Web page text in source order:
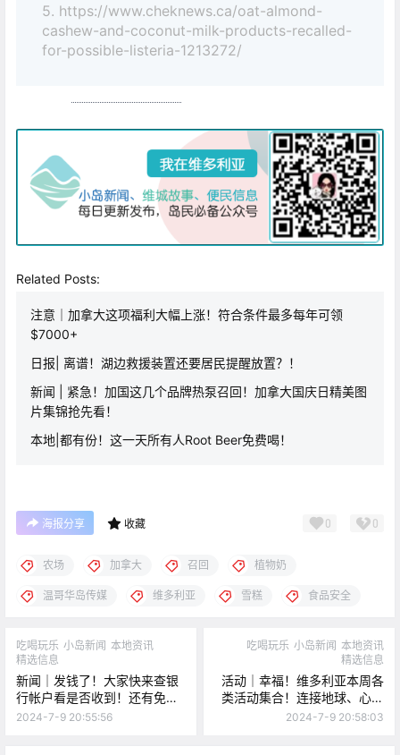
5. https://www.cheknews.ca/oat-almond-
cashew-and-coconut-milk-products-recalled-
for-possible-listeria-1213272/
Related Posts:
注意｜加拿大这项福利大幅上涨！符合条件最多每年可领
$7000+
日报| 离谱！湖边救援装置还要居民提醒放置？！
新闻 | 紧急！加国这几个品牌热泵召回！加拿大国庆日精美图
片集锦抢先看！
本地|都有份！这一天所有人Root Beer免费喝！
海报分享 收藏 0 0
农场 加拿大 召回 植物奶
温哥华岛传媒 维多利亚 雪糕 食品安全
吃喝玩乐 小岛新闻 本地资讯
精选信息
新闻｜发钱了！大家快来查银
行帐户看是否收到！还有免费
空调快来领！！
2024-7-9 20:55:56
吃喝玩乐 小岛新闻 本地资讯
精选信息
活动｜幸福！维多利亚本周各
类活动集合！连接地球、心灵
疗愈！
2024-7-9 20:58:03